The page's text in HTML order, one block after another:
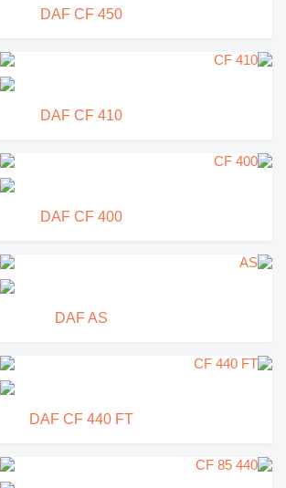
DAF CF 450
DAF CF 410
DAF CF 400
DAF AS
DAF CF 440 FT